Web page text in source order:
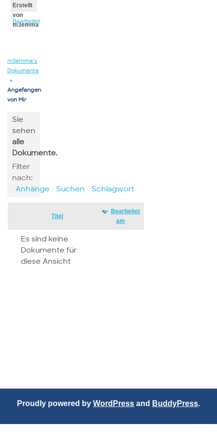
Erstellt
von
m3emma
Bearbeitet
m3emma’s
Dokumente
▸
Angefangen
von Mir
Sie
sehen
alle
Dokumente.
Filter
nach:
Anhänge
Suchen Schlagwort
Titel
Bearbeitet
am
Es sind keine
Dokumente für
diese Ansicht
Proudly powered by WordPress and BuddyPress.